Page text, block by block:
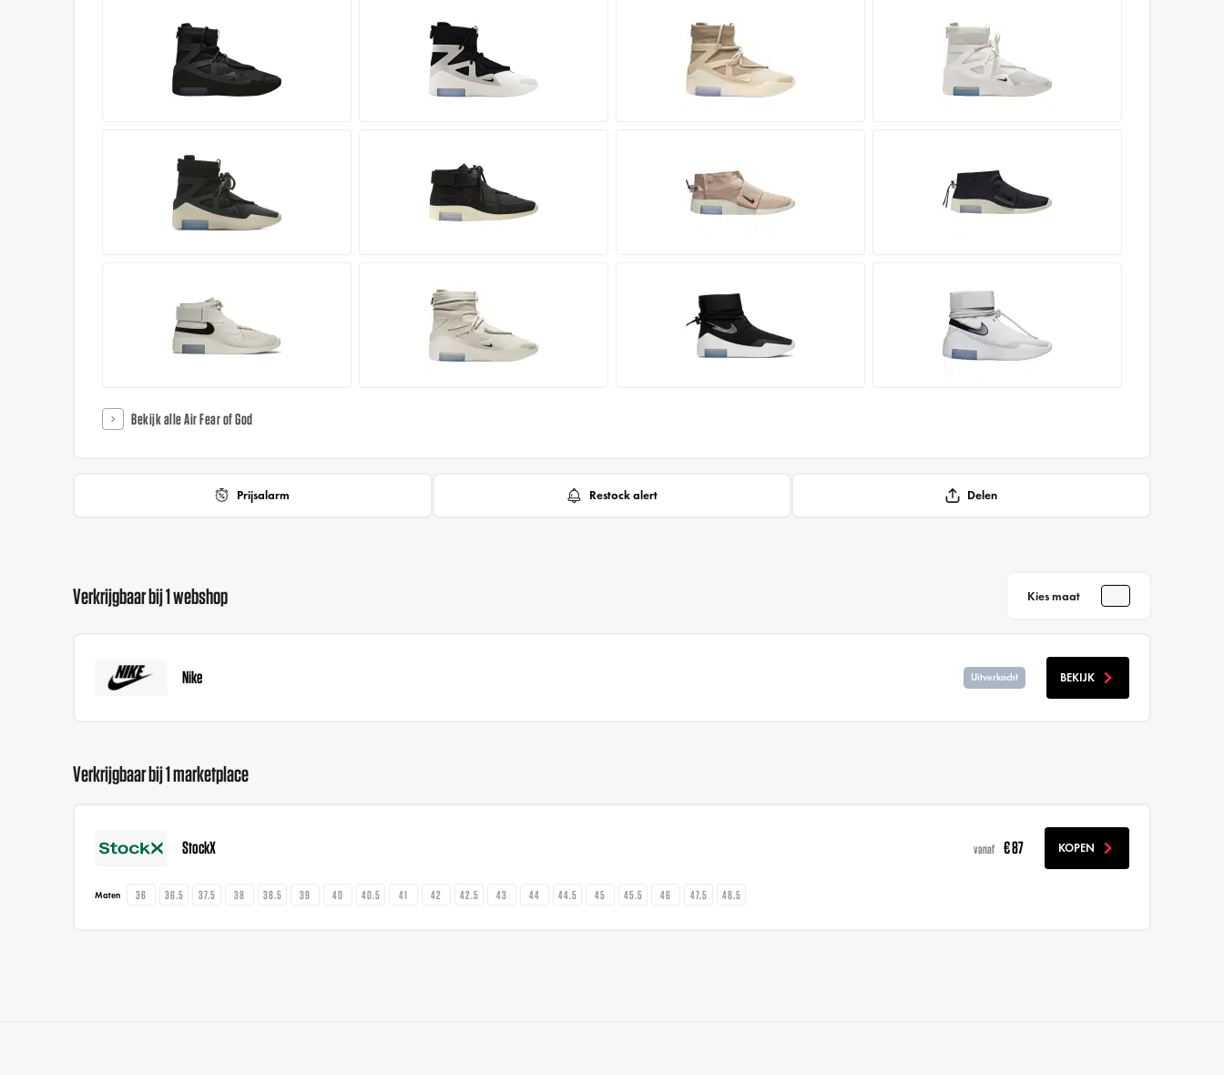
Bekijk alle Air Fear of God
Prijsalarm Restock alert Delen
Verkrijgbaar bij 1 webshop Kies maat
Nike Uitverkocht BEKIJK
Verkrijgbaar bij 1 marketplace
StockX vanaf € 87 KOPEN
Maten 36 36.5 37.5 38 38.5 39 40 40.5 41 42 42.5 43 44 44.5 45 45.5 46 47.5 48.5